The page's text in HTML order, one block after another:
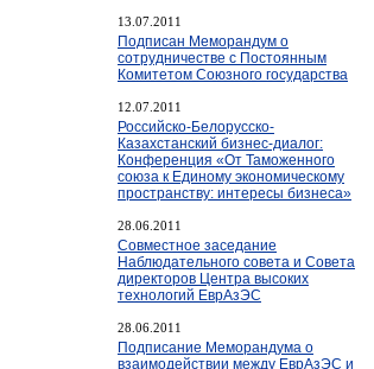
13.07.2011
Подписан Меморандум о
сотрудничестве с Постоянным
Комитетом Союзного государства
12.07.2011
Российско-Белорусско-
Казахстанский бизнес-диалог:
Конференция «От Таможенного
союза к Единому экономическому
пространству: интересы бизнеса»
28.06.2011
Cовместное заседание
Наблюдательного совета и Совета
директоров Центра высоких
технологий ЕврАзЭС
28.06.2011
Подписание Меморандума о
взаимодействии между ЕврАзЭС и